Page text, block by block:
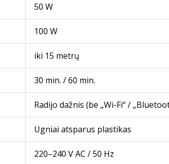
50 W
100 W
iki 15 metrų
30 min. / 60 min.
Radijo dažnis (be „Wi-Fi“ /
Ugniai atsparus plastikas
220–240 V AC / 50 Hz